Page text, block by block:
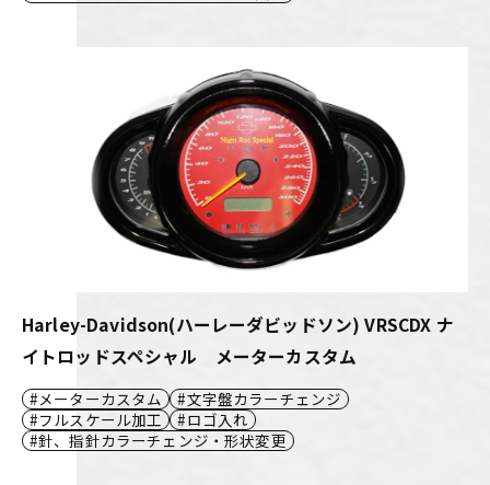
Harley-Davidson(ハーレーダビッドソン) VRSCDX ナ
イトロッドスペシャル メーターカスタム
メーターカスタム
文字盤カラーチェンジ
フルスケール加工
ロゴ入れ
針、指針カラーチェンジ・形状変更